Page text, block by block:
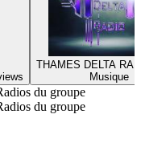
THAMES DELTA
Musique
du groupe
du groupe